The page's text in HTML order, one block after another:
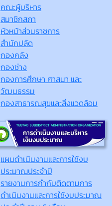
คณะผู้บริหาร
สมาชิกสภา
หัวหน้าส่วนราชการ
สำนักปลัด
กองคลัง
กองช่าง
กองการศึกษา ศาสนา และ
วัฒนธรรม
กองสาธารณสุขและสิ่งแวดล้อม
แผนดำเนินงานและการใช้งบ
ประมาณประจำปี
รายงานการกำกับติดตามการ
ดำเนินงานและการใช้งบประมาณ